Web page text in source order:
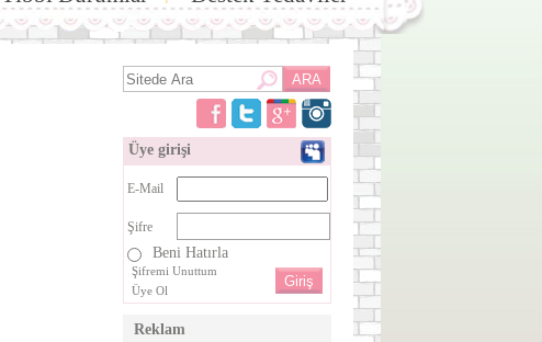
Üye girişi
E-Mail
Şifre
Beni Hatırla
Şifremi Unuttum
Üye Ol
Reklam